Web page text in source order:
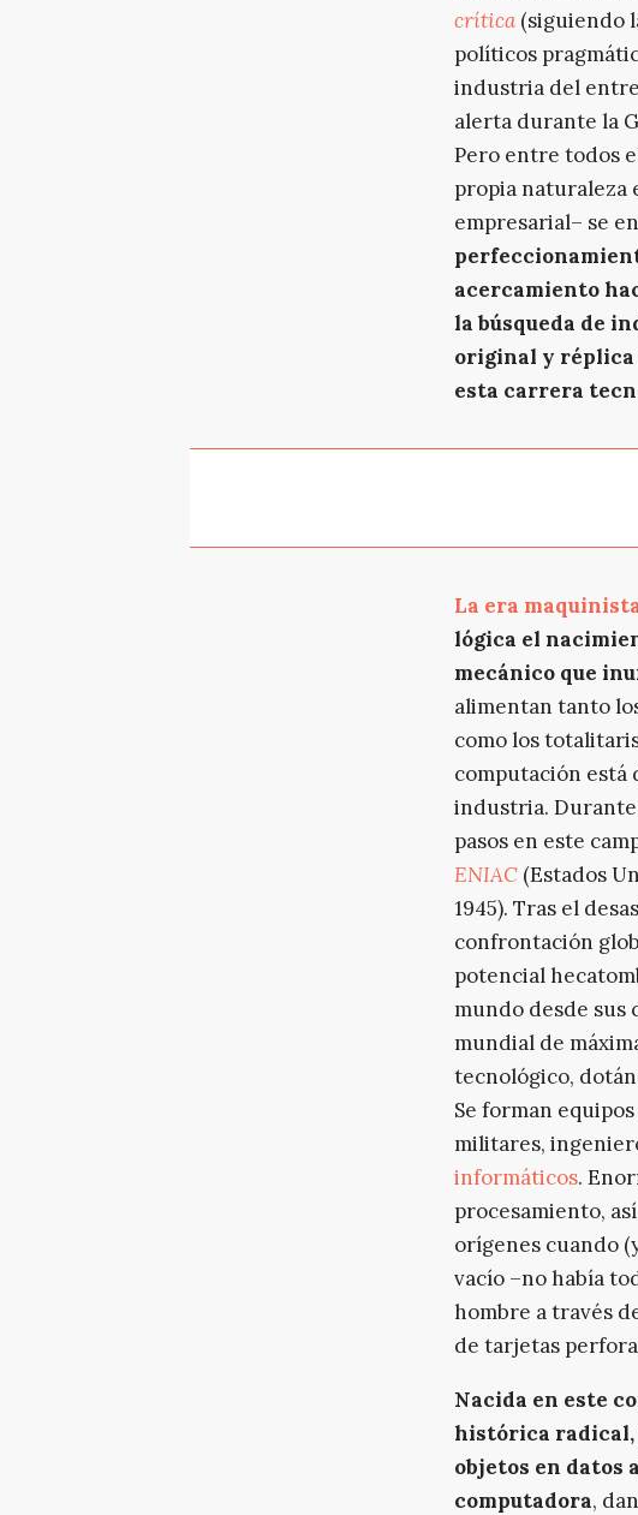
crítica (siguiendo
políticos
industria del
alerta durante la
Pero entre todos
propia naturaleza
empresarial– se
acercamiento
la búsqueda de
original y réplica
esta carrera
La era
lógica el
mecánico que
alimentan tanto
como los
computación está
industria. Durante
pasos en este
ENIAC (Estados
1945). Tras el
confrontación
potencial
mundo desde sus
mundial de
tecnológico,
Se forman
militares,
informáticos.
procesamiento,
orígenes cuando
vacío –no había
hombre a través
de tarjetas
Nacida en este
histórica radical,
objetos en datos
computadora,